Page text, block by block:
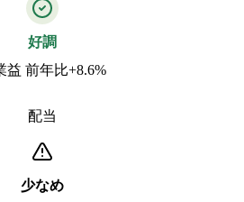
好調
益 前年比+8.6%
配当
少なめ